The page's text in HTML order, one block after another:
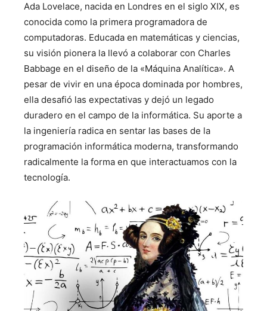
Ada Lovelace, nacida en Londres en el siglo XIX, es
conocida como la primera programadora de
computadoras. Educada en matemáticas y ciencias,
su visión pionera la llevó a colaborar con Charles
Babbage en el diseño de la «Máquina Analítica». A
pesar de vivir en una época dominada por hombres,
ella desafió las expectativas y dejó un legado
duradero en el campo de la informática. Su aporte a
la ingeniería radica en sentar las bases de la
programación informática moderna, transformando
radicalmente la forma en que interactuamos con la
tecnología.